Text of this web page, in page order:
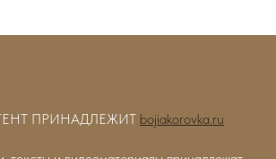
ПРИНАДЛЕЖИТ bojiakorovka.ru